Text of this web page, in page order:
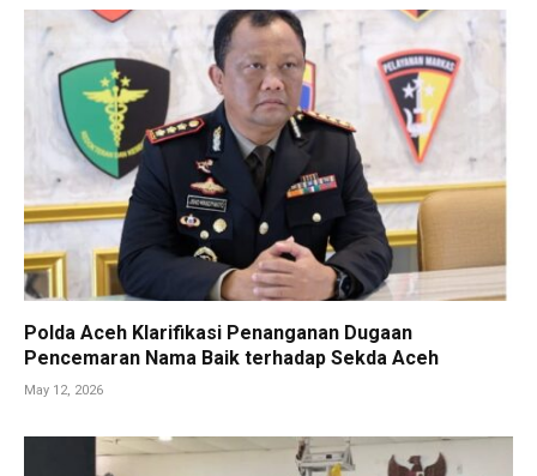
Polda Aceh Klarifikasi Penanganan Dugaan
Pencemaran Nama Baik terhadap Sekda Aceh
May 12, 2026